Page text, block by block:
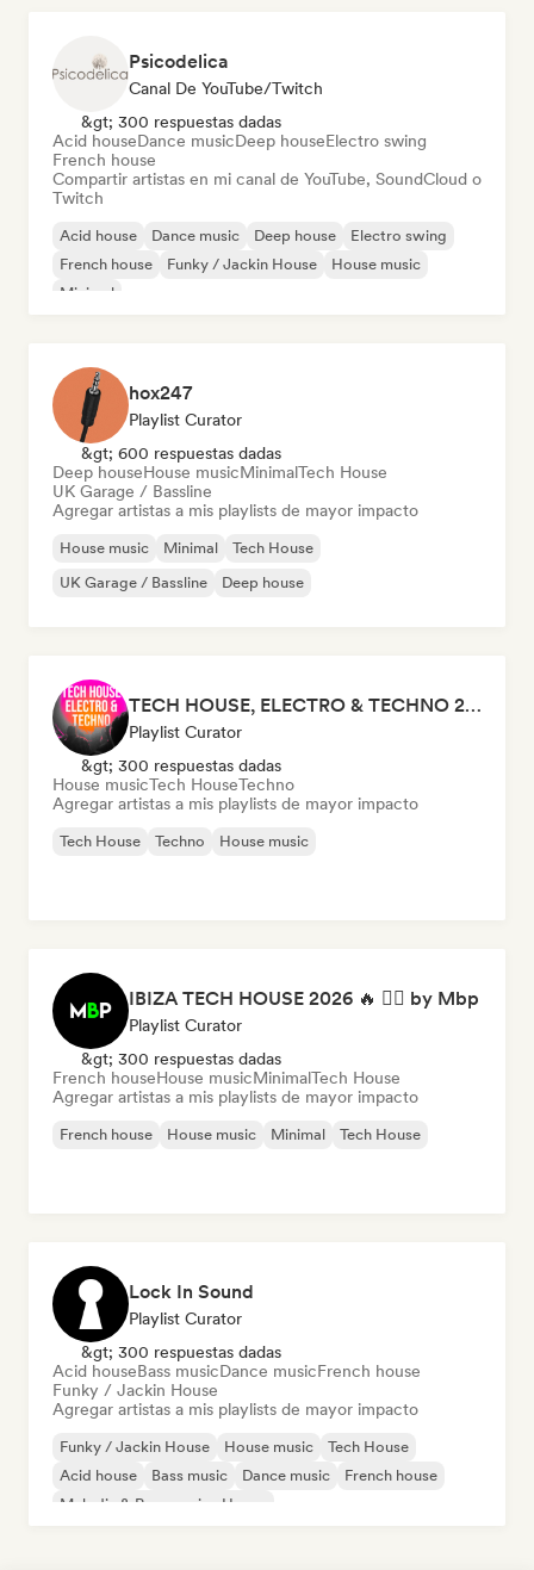
Psicodelica
Canal De YouTube/Twitch
&gt; 300 respuestas dadas
Acid houseDance musicDeep houseElectro swing
French house
Compartir artistas en mi canal de YouTube, SoundCloud o
Twitch
Acid house Dance music Deep house
Electro swing
French house
Funky / Jackin House
House music
Minimal
hox247
Playlist Curator
&gt; 600 respuestas dadas
Deep houseHouse musicMinimalTech House
UK Garage / Bassline
Agregar artistas a mis playlists de mayor impacto
House music Minimal
Tech House
UK Garage / Bassline
Deep house
TECH HOUSE, ELECTRO & TECHNO 2026 (by Honey, everywhere)
Playlist Curator
&gt; 300 respuestas dadas
House musicTech HouseTechno
Agregar artistas a mis playlists de mayor impacto
Tech House Techno House music
IBIZA TECH HOUSE 2026 🔥 😮‍💨 by Mbp
Playlist Curator
&gt; 300 respuestas dadas
French houseHouse musicMinimalTech House
Agregar artistas a mis playlists de mayor impacto
French house House music Minimal Tech House
Lock In Sound
Playlist Curator
&gt; 300 respuestas dadas
Acid houseBass musicDance musicFrench house
Funky / Jackin House
Agregar artistas a mis playlists de mayor impacto
Funky / Jackin House House music
Tech House
Acid house
Bass music Dance music
French house
Melodic & Progressive House